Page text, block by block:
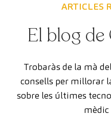
ARTICLES
El blog
Trobaràs de la mà
consells per millorar
sobre les últimes